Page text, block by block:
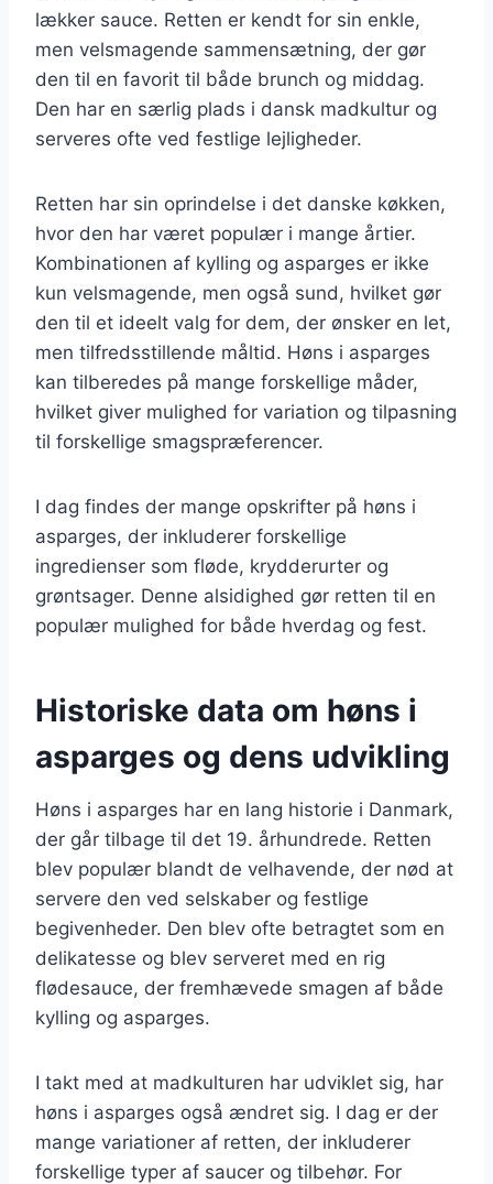
lækker sauce. Retten er kendt for sin enkle,
men velsmagende sammensætning, der gør
den til en favorit til både brunch og middag.
Den har en særlig plads i dansk madkultur og
serveres ofte ved festlige lejligheder.
Retten har sin oprindelse i det danske køkken,
hvor den har været populær i mange årtier.
Kombinationen af kylling og asparges er ikke
kun velsmagende, men også sund, hvilket gør
den til et ideelt valg for dem, der ønsker en let,
men tilfredsstillende måltid. Høns i asparges
kan tilberedes på mange forskellige måder,
hvilket giver mulighed for variation og tilpasning
til forskellige smagspræferencer.
I dag findes der mange opskrifter på høns i
asparges, der inkluderer forskellige
ingredienser som fløde, krydderurter og
grøntsager. Denne alsidighed gør retten til en
populær mulighed for både hverdag og fest.
Historiske data om høns i
asparges og dens udvikling
Høns i asparges har en lang historie i Danmark,
der går tilbage til det 19. århundrede. Retten
blev populær blandt de velhavende, der nød at
servere den ved selskaber og festlige
begivenheder. Den blev ofte betragtet som en
delikatesse og blev serveret med en rig
flødesauce, der fremhævede smagen af både
kylling og asparges.
I takt med at madkulturen har udviklet sig, har
høns i asparges også ændret sig. I dag er der
mange variationer af retten, der inkluderer
forskellige typer af saucer og tilbehør. For